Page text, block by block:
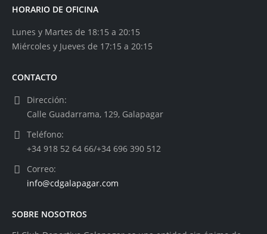
HORARIO DE OFICINA
Lunes y Martes de 18:15 a 20:15
Miércoles y Jueves de 17:15 a 20:15
CONTACTO
Dirección:
Calle Guadarrama, 129, Galapagar
Teléfono:
+34 918 52 64 66/+34 696 390 512
Correo:
info@cdgalapagar.com
SOBRE NOSOTROS